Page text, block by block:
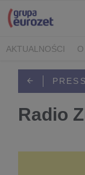
AKTUALNOŚCI
POLITYKA
Radio